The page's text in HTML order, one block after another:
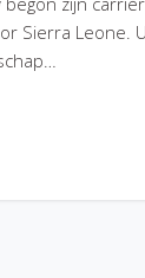
Sierra Leone.